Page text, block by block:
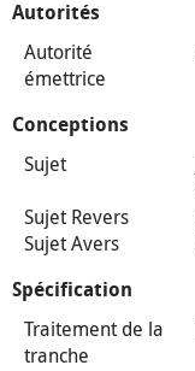
Autorités
Autorité
émettrice
Conceptions
Sujet
Sujet Revers
Sujet Avers
Spécification
Traitement de la
tranche